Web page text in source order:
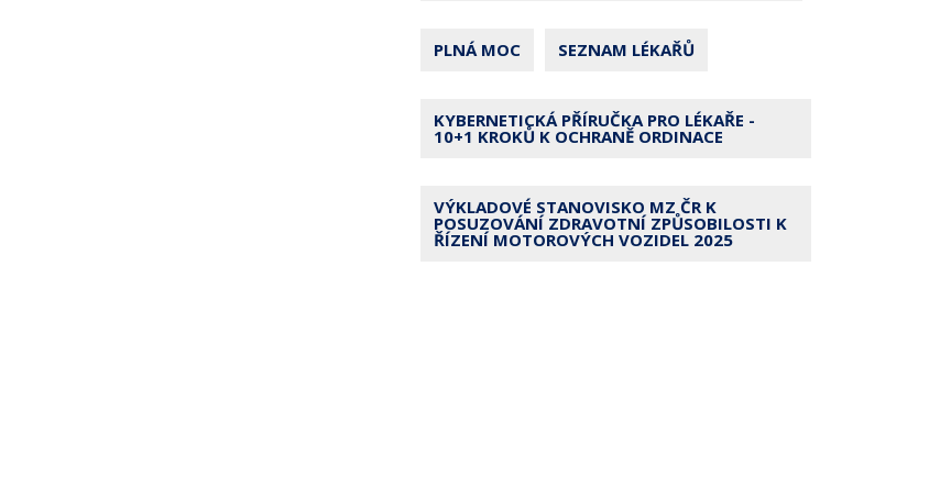
PLNÁ MOC SEZNAM LÉKAŘŮ
KYBERNETICKÁ PŘÍRUČKA PRO LÉKAŘE -
10+1 KROKŮ K OCHRANĚ ORDINACE
VÝKLADOVÉ STANOVISKO MZ ČR K
POSUZOVÁNÍ ZDRAVOTNÍ ZPŮSOBILOSTI K
ŘÍZENÍ MOTOROVÝCH VOZIDEL 2025